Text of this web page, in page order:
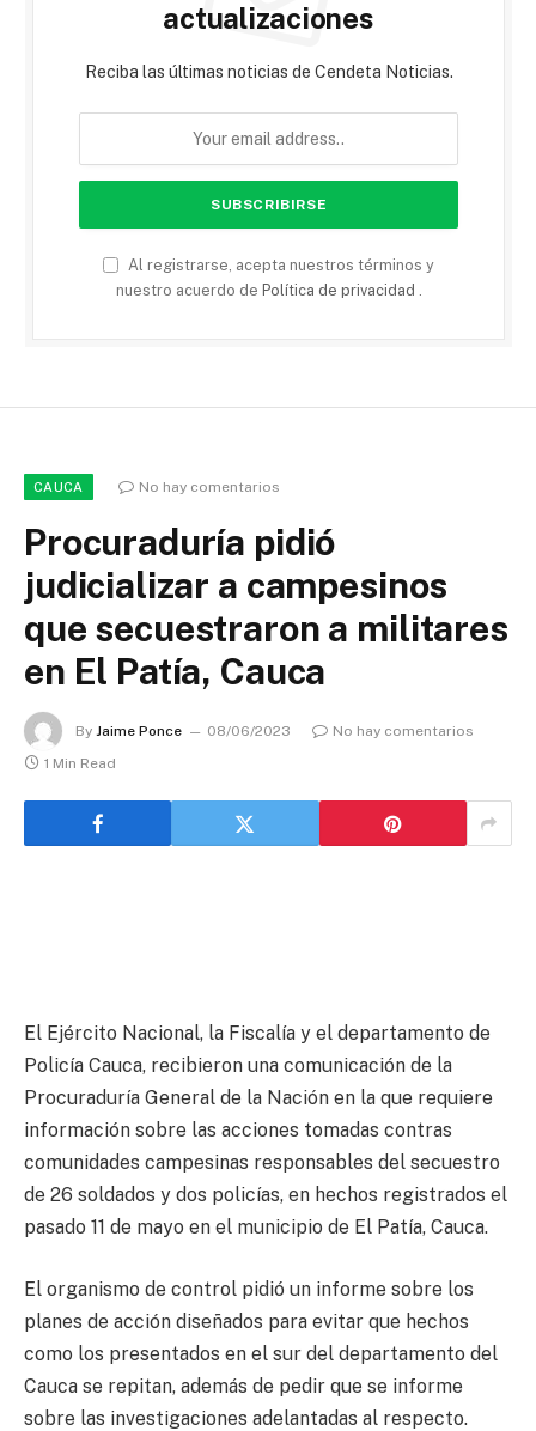
actualizaciones
Reciba las últimas noticias de Cendeta Noticias.
Al registrarse, acepta nuestros términos y
nuestro acuerdo de Política de privacidad .
CAUCA No hay comentarios
Procuraduría pidió
judicializar a campesinos
que secuestraron a militares
en El Patía, Cauca
By Jaime Ponce 08/06/2023
No hay comentarios
1 Min Read
El Ejército Nacional, la Fiscalía y el departamento de
Policía Cauca, recibieron una comunicación de la
Procuraduría General de la Nación en la que requiere
información sobre las acciones tomadas contras
comunidades campesinas responsables del secuestro
de 26 soldados y dos policías, en hechos registrados el
pasado 11 de mayo en el municipio de El Patía, Cauca.
El organismo de control pidió un informe sobre los
planes de acción diseñados para evitar que hechos
como los presentados en el sur del departamento del
Cauca se repitan, además de pedir que se informe
sobre las investigaciones adelantadas al respecto.